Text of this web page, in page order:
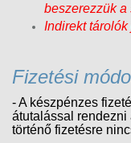
beszerezzük a
Indirekt
Fizetési
- A készpénzes
átutalással rendezni
történő fizetésre